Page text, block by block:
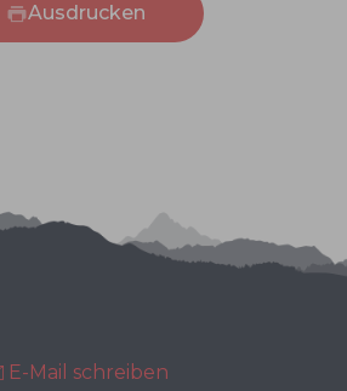
Ausdrucken
E-Mail schreiben